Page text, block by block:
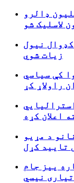
ډالرو
لاسلیک شو
نیول
زیات شوي
کې سیاسي
راولاړ کړ
میلیونه استرالیایي
اعلان کړه
د مړیو
تایید کړل
ييز جام
نیسي